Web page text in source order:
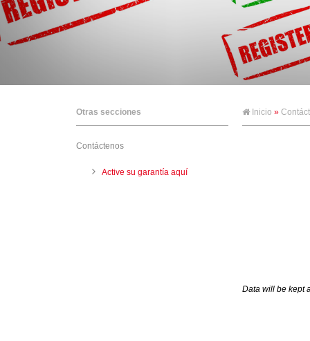
Otras secciones
Contáctenos
Active su garantía aquí
Inicio »
Data will be kept